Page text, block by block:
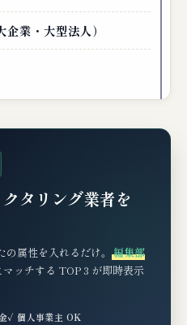
業・大型法人）
タリング業者を
属性を入れるだけ。 編集部
ッチする TOP 3 が即時表示
✓ 個人事業主 OK